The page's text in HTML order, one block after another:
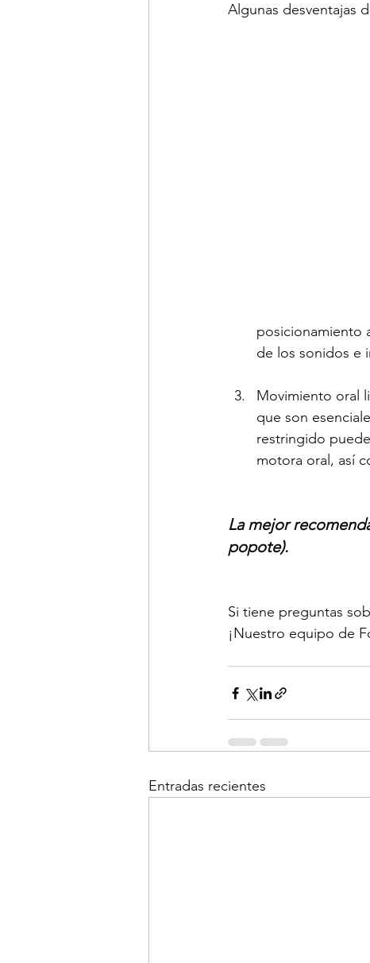
Algunas desventajas
posicionamiento
de los sonidos e
Movimiento oral
que son
restringido
motora oral, así
La mejor
popote).
Si tiene preguntas
¡Nuestro equipo de
Entradas recientes